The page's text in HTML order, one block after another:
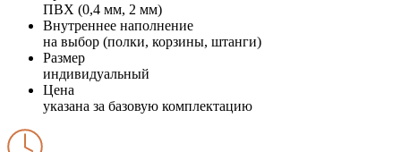
ПВХ (0,4 мм, 2 мм)
Внутреннее наполнение
на выбор (полки, корзины, штанги)
Размер
индивидуальный
Цена
указана за базовую комплектацию